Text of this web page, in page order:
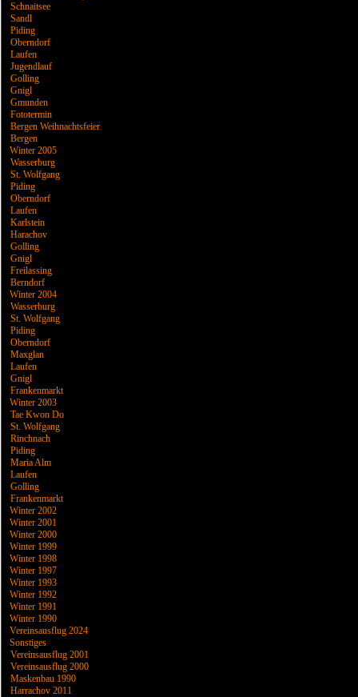
Schnaitsee
Sandl
Piding
Oberndorf
Laufen
Jugendlauf
Golling
Gnigl
Gmunden
Fototermin
Bergen Weihnachtsfeier
Bergen
Winter 2005
Wasserburg
St. Wolfgang
Piding
Oberndorf
Laufen
Karlstein
Harachov
Golling
Gnigl
Freilassing
Berndorf
Winter 2004
Wasserburg
St. Wolfgang
Piding
Oberndorf
Maxglan
Laufen
Gnigl
Frankenmarkt
Winter 2003
Tae Kwon Do
St. Wolfgang
Rinchnach
Piding
Maria Alm
Laufen
Golling
Frankenmarkt
Winter 2002
Winter 2001
Winter 2000
Winter 1999
Winter 1998
Winter 1997
Winter 1993
Winter 1992
Winter 1991
Winter 1990
Vereinsausflug 2024
Sonstiges
Vereinsausflug 2001
Vereinsausflug 2000
Maskenbau 1990
Harrachov 2011